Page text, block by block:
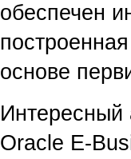
обеспечен
основе
Интересный
Oracle E-